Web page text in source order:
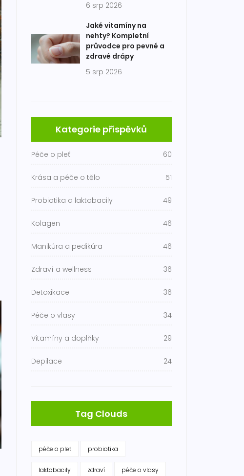
6 srp 2026
Jaké vitamíny na
nehty? Kompletní
průvodce pro pevné a
zdravé drápy
5 srp 2026
Kategorie příspěvků
Péče o pleť 60
Krása a péče o tělo 51
Probiotika a laktobacily 49
Kolagen 46
Manikúra a pedikúra 46
Zdraví a wellness 36
Detoxikace 36
Péče o vlasy 34
Vitamíny a doplňky 29
Depilace 24
Tag Clouds
péče o pleť probiotika
laktobacily zdraví péče o vlasy